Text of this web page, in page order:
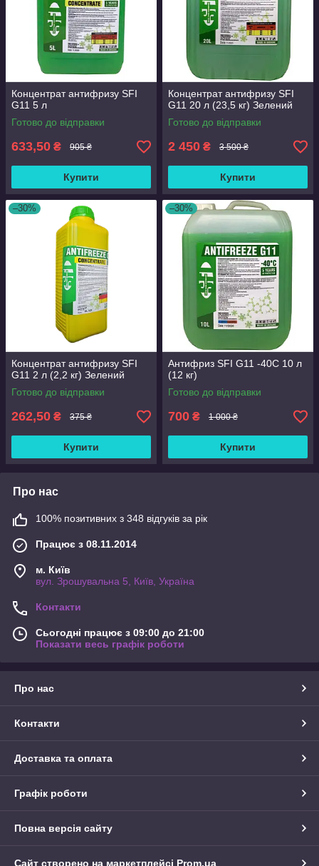
Концентрат антифризу SFI
G11 5 л
Готово до відправки
633,50 ₴ 905 ₴
Купити
Концентрат антифризу SFI
G11 20 л (23,5 кг) Зелений
Готово до відправки
2 450 ₴ 3 500 ₴
Купити
–30%
Концентрат антифризу SFI
G11 2 л (2,2 кг) Зелений
Готово до відправки
262,50 ₴ 375 ₴
Купити
–30%
Антифриз SFI G11 -40C 10 л
(12 кг)
Готово до відправки
700 ₴ 1 000 ₴
Купити
Про нас
100% позитивних з 348 відгуків за рік
Працює з 08.11.2014
м. Київ
вул. Зрошувальна 5, Київ, Україна
Контакти
Сьогодні працює з 09:00 до 21:00
Показати весь графік роботи
Про нас
Контакти
Доставка та оплата
Графік роботи
Повна версія сайту
Сайт створено на маркетплейсі Prom.ua